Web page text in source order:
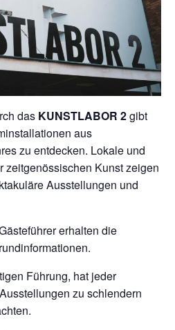
das KUNSTLABOR 2gibt
aus
zu entdecken. Lokale und
zeitgenössischen Kunst zeigen
Ausstellungen und
erhalten die
Führung, hat jeder
zu schlendern